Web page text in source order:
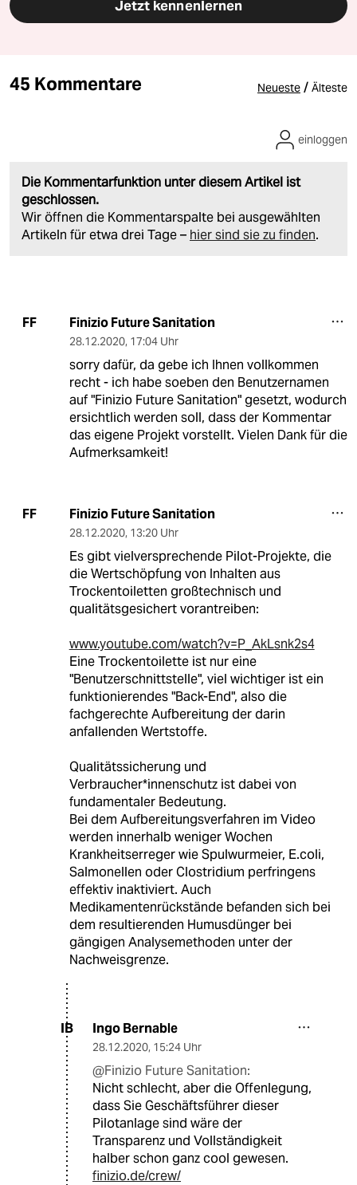
Jetzt kennenlernen
45 Kommentare Neueste / Älteste
Die Kommentarfunktion unter diesem Artikel ist
geschlossen.
Wir öffnen die Kommentarspalte bei ausgewählten
Artikeln für etwa drei Tage – hier sind sie zu finden.
einloggen
FF Finizio Future Sanitation
28.12.2020, 17:04 Uhr
sorry dafür, da gebe ich Ihnen vollkommen
recht - ich habe soeben den Benutzernamen
auf "Finizio Future Sanitation" gesetzt, wodurch
ersichtlich werden soll, dass der Kommentar
das eigene Projekt vorstellt. Vielen Dank für die
Aufmerksamkeit!
FF Finizio Future Sanitation
28.12.2020, 13:20 Uhr
Es gibt vielversprechende Pilot-Projekte, die
die Wertschöpfung von Inhalten aus
Trockentoiletten großtechnisch und
qualitätsgesichert vorantreiben:
www.youtube.com/watch?v=P_AkLsnk2s4
Eine Trockentoilette ist nur eine
"Benutzerschnittstelle", viel wichtiger ist ein
funktionierendes "Back-End", also die
fachgerechte Aufbereitung der darin
anfallenden Wertstoffe.
Qualitätssicherung und
Verbraucher*innenschutz ist dabei von
fundamentaler Bedeutung.
Bei dem Aufbereitungsverfahren im Video
werden innerhalb weniger Wochen
Krankheitserreger wie Spulwurmeier, E.coli,
Salmonellen oder Clostridium perfringens
effektiv inaktiviert. Auch
Medikamentenrückstände befanden sich bei
dem resultierenden Humusdünger bei
gängigen Analysemethoden unter der
Nachweisgrenze.
IB Ingo Bernable
28.12.2020, 15:24 Uhr
@Finizio Future Sanitation:
Nicht schlecht, aber die Offenlegung,
dass Sie Geschäftsführer dieser
Pilotanlage sind wäre der
Transparenz und Vollständigkeit
halber schon ganz cool gewesen.
finizio.de/crew/